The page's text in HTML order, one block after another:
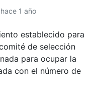
1 año
establecido para
de selección
para ocupar la
con el número de